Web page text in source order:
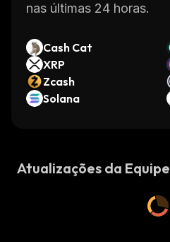
nas últimas 24 horas.
Cash Cat
XRP
Zcash
Solana
Atualizações da Equipe